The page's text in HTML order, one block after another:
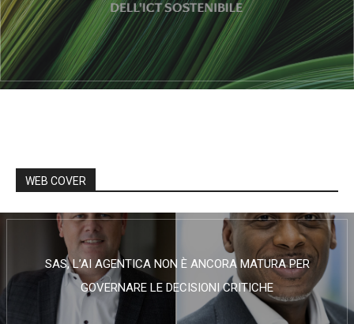
WEB COVER
SAS, L’AI AGENTICA NON È ANCORA MATURA PER
GOVERNARE LE DECISIONI CRITICHE